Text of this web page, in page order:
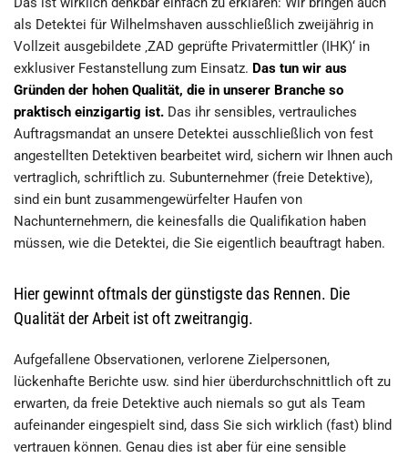
als Detektei für Wilhelmshaven ausschließlich zweijährig in
Vollzeit ausgebildete ‚ZAD geprüfte Privatermittler (IHK)‘ in
exklusiver Festanstellung zum Einsatz. Das tun wir aus
Gründen der hohen Qualität, die in unserer Branche so
praktisch einzigartig ist. Das ihr sensibles, vertrauliches
Auftragsmandat an unsere Detektei ausschließlich von fest
angestellten Detektiven bearbeitet wird, sichern wir Ihnen auch
vertraglich, schriftlich zu. Subunternehmer (freie Detektive),
sind ein bunt zusammengewürfelter Haufen von
Nachunternehmern, die keinesfalls die Qualifikation haben
müssen, wie die Detektei, die Sie eigentlich beauftragt haben.
Hier gewinnt oftmals der günstigste das Rennen. Die
Qualität der Arbeit ist oft zweitrangig.
Aufgefallene Observationen, verlorene Zielpersonen,
lückenhafte Berichte usw. sind hier überdurchschnittlich oft zu
erwarten, da freie Detektive auch niemals so gut als Team
aufeinander eingespielt sind, dass Sie sich wirklich (fast) blind
vertrauen können. Genau dies ist aber für eine sensible